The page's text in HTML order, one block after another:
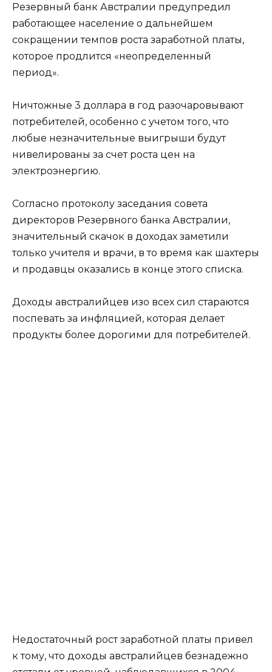
Резервный банк Австралии предупредил
работающее население о дальнейшем
сокращении темпов роста заработной платы,
которое продлится «неопределенный
период».
Ничтожные 3 доллара в год разочаровывают
потребителей, особенно с учетом того, что
любые незначительные выигрыши будут
нивелированы за счет роста цен на
электроэнергию.
Согласно протоколу заседания совета
директоров Резервного банка Австралии,
значительный скачок в доходах заметили
только учителя и врачи, в то время как шахтеры
и продавцы оказались в конце этого списка.
Доходы австралийцев изо всех сил стараются
поспевать за инфляцией, которая делает
продукты более дорогими для потребителей.
Недостаточный рост заработной платы привел
к тому, что доходы австралийцев безнадежно